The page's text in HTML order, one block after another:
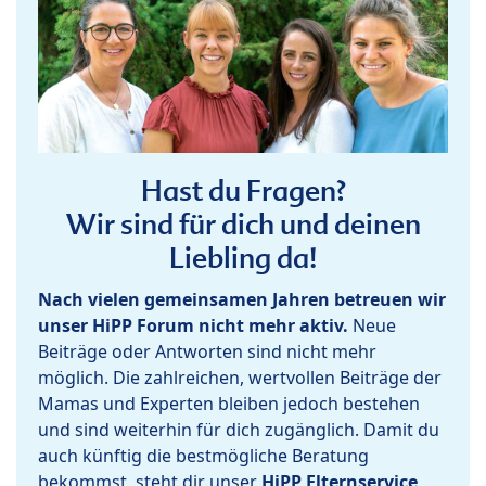
Hast du Fragen?
Wir sind für dich und deinen
Liebling da!
Nach vielen gemeinsamen Jahren betreuen wir
unser HiPP Forum nicht mehr aktiv. Neue
Beiträge oder Antworten sind nicht mehr
möglich. Die zahlreichen, wertvollen Beiträge der
Mamas und Experten bleiben jedoch bestehen
und sind weiterhin für dich zugänglich. Damit du
auch künftig die bestmögliche Beratung